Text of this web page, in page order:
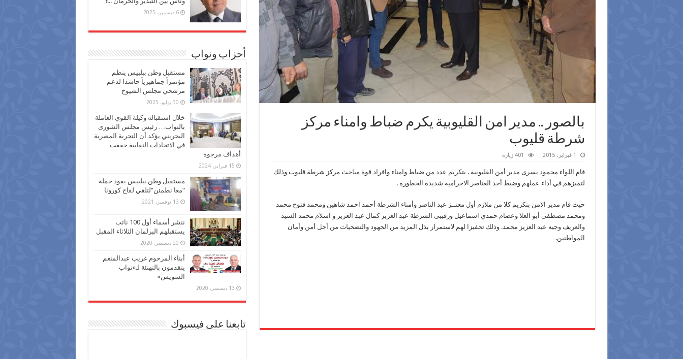
بالصور .. مدير امن القليوبية يكرم ضباط وامناء مركز
شرطة قليوب
1 فبراير، 2015 401 زيارة
قام اللواء محمود يسرى مدير أمن القليوبية . بتكريم عدد من ضباط وامناء وافراد قوة مباحث مركز شرطة قليوب وذلك
لتميزهم في أداء عملهم وضبط أحد العناصر الاجرامية شديدة الخطورة .
حيث قام مدير الامن بتكريم كلا من ملازم أول معتــز عبد الناصر وأمناء الشرطة أحمد احمد شاهين ومحمد فتوح محمد
ومحمد مصطفى أبو العلا وعصام حمدي اسماعيل ورقيبى الشرطة عبد العزيز كمال عبد العزيز و اسلام محمد السيد
والعريف وجيه عبد العزيز محمد. وذلك تحفيزا لهم لاستمرار بذل المزيد من الجهود والتضحيات من أجل أمن وأمان
المواطنين.
6 ديسمبر، 2025
أحزاب ونواب
مستقبل وطن ببلبيس ينظم
مؤتمراً جماهيرياً حاشدا لدعم
مرشحي مجلس الشيوخ
30 يوليو، 2025
خلال استقباله وكيلة القوي العاملة
بالنواب… رئيس مجلس الشورى
البحريني يؤكد أن التجربة المصرية
في الاتحادات النقابية حققت
أهداف مرجوة
15 فبراير، 2024
مستقبل وطن ببلبيس يقود حملة
“معا نطمئن”لتلقي لقاح كورونا
13 نوفمبر، 2021
ننشر أسماء أول 100 نائب
يستقبلهم البرلمان الثلاثاء المقبل
20 ديسمبر، 2020
أبناء المرحوم غريب عبدالمنعم
يتقدمون بالتهنئة لـ«نواب
السويس»
13 ديسمبر، 2020
تابعنا على فيسبوك